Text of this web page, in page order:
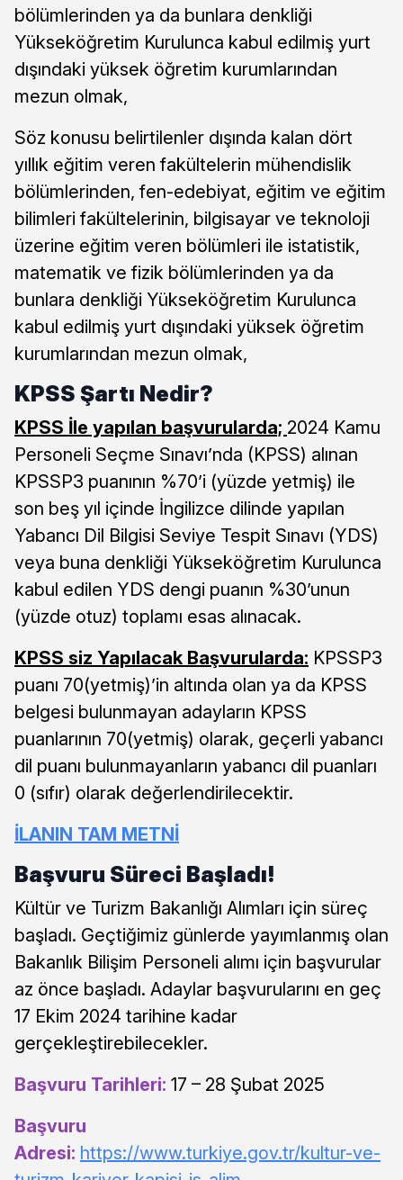
bölümlerinden ya da bunlara denkliği
Yükseköğretim Kurulunca kabul edilmiş yurt
dışındaki yüksek öğretim kurumlarından
mezun olmak,
Söz konusu belirtilenler dışında kalan dört
yıllık eğitim veren fakültelerin mühendislik
bölümlerinden, fen-edebiyat, eğitim ve eğitim
bilimleri fakültelerinin, bilgisayar ve teknoloji
üzerine eğitim veren bölümleri ile istatistik,
matematik ve fizik bölümlerinden ya da
bunlara denkliği Yükseköğretim Kurulunca
kabul edilmiş yurt dışındaki yüksek öğretim
kurumlarından mezun olmak,
KPSS Şartı Nedir?
KPSS İle yapılan başvurularda; 2024 Kamu
Personeli Seçme Sınavı’nda (KPSS) alınan
KPSSP3 puanının %70’i (yüzde yetmiş) ile
son beş yıl içinde İngilizce dilinde yapılan
Yabancı Dil Bilgisi Seviye Tespit Sınavı (YDS)
veya buna denkliği Yükseköğretim Kurulunca
kabul edilen YDS dengi puanın %30’unun
(yüzde otuz) toplamı esas alınacak.
KPSS siz Yapılacak Başvurularda: KPSSP3
puanı 70(yetmiş)’in altında olan ya da KPSS
belgesi bulunmayan adayların KPSS
puanlarının 70(yetmiş) olarak, geçerli yabancı
dil puanı bulunmayanların yabancı dil puanları
0 (sıfır) olarak değerlendirilecektir.
İLANIN TAM METNİ
Başvuru Süreci Başladı!
Kültür ve Turizm Bakanlığı Alımları için süreç
başladı. Geçtiğimiz günlerde yayımlanmış olan
Bakanlık Bilişim Personeli alımı için başvurular
az önce başladı. Adaylar başvurularını en geç
17 Ekim 2024 tarihine kadar
gerçekleştirebilecekler.
Başvuru Tarihleri: 17 – 28 Şubat 2025
Başvuru
Adresi: https://www.turkiye.gov.tr/kultur-ve-